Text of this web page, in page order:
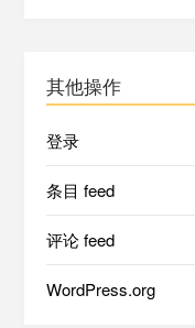
其他操作
登录
条目 feed
评论 feed
WordPress.org